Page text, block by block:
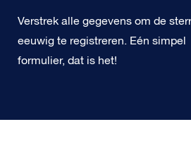
Verstrek alle gegevens om de
eeuwig te registreren. Eén simpel
formulier, dat is het!